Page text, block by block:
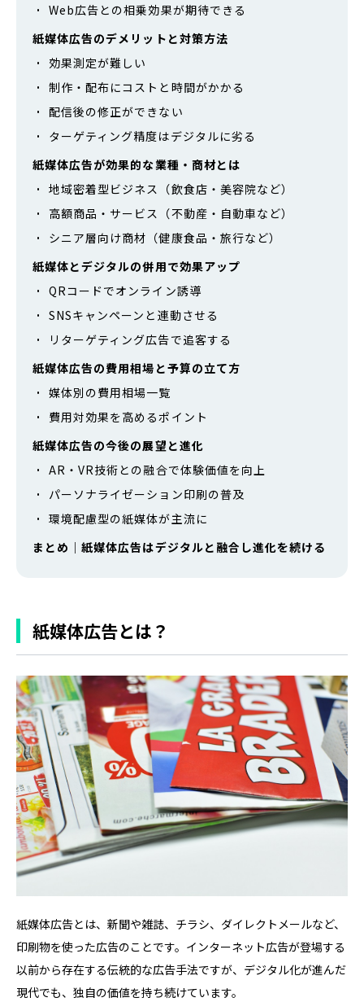
Web広告との相乗効果が期待できる
紙媒体広告のデメリットと対策方法
効果測定が難しい
制作・配布にコストと時間がかかる
配信後の修正ができない
ターゲティング精度はデジタルに劣る
紙媒体広告が効果的な業種・商材とは
地域密着型ビジネス（飲食店・美容院など）
高額商品・サービス（不動産・自動車など）
シニア層向け商材（健康食品・旅行など）
紙媒体とデジタルの併用で効果アップ
QRコードでオンライン誘導
SNSキャンペーンと連動させる
リターゲティング広告で追客する
紙媒体広告の費用相場と予算の立て方
媒体別の費用相場一覧
費用対効果を高めるポイント
紙媒体広告の今後の展望と進化
AR・VR技術との融合で体験価値を向上
パーソナライゼーション印刷の普及
環境配慮型の紙媒体が主流に
まとめ｜紙媒体広告はデジタルと融合し進化を続ける
紙媒体広告とは？
紙媒体広告とは、新聞や雑誌、チラシ、ダイレクトメールなど、
印刷物を使った広告のことです。インターネット広告が登場する
以前から存在する伝統的な広告手法ですが、デジタル化が進んだ
現代でも、独自の価値を持ち続けています。